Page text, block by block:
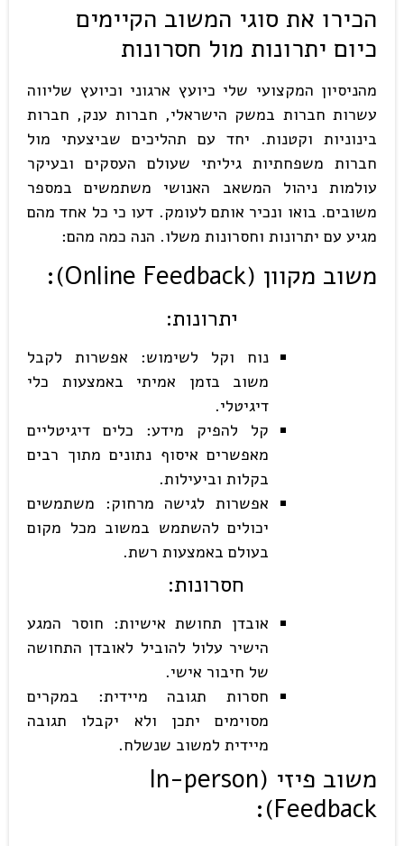
הכירו את סוגי המשוב הקיימים
כיום יתרונות מול חסרונות
מהניסיון המקצועי שלי כיועץ ארגוני וכיועץ שליווה
עשרות חברות במשק הישראלי, חברות ענק, חברות
בינוניות וקטנות. יחד עם תהליכים שביצעתי מול
חברות משפחתיות גיליתי שעולם העסקים ובעיקר
עולמות ניהול המשאב האנושי משתמשים במספר
משובים. בואו ונכיר אותם לעומק. דעו כי כל אחד מהם
מגיע עם יתרונות וחסרונות משלו. הנה כמה מהם:
משוב מקוון (Online Feedback):
יתרונות:
נוח וקל לשימוש: אפשרות לקבל
משוב בזמן אמיתי באמצעות כלי
דיגיטלי.
קל להפיק מידע: כלים דיגיטליים
מאפשרים איסוף נתונים מתוך רבים
בקלות וביעילות.
אפשרות לגישה מרחוק: משתמשים
יכולים להשתמש במשוב מכל מקום
בעולם באמצעות רשת.
חסרונות:
אובדן תחושת אישיות: חוסר המגע
הישיר עלול להוביל לאובדן התחושה
של חיבור אישי.
חסרות תגובה מיידית: במקרים
מסוימים יתכן ולא יקבלו תגובה
מיידית למשוב שנשלח.
משוב פיזי (In-person
Feedback):